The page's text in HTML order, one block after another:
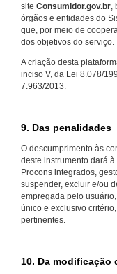
site Consumidor.gov.br,
órgãos e entidades do
que, por meio de
dos objetivos do serviço.
A criação desta
inciso V, da Lei 8.078/
7.963/2013.
9. Das penalidades
O descumprimento às
deste instrumento dará
Procons integrados,
suspender, excluir e/ou
empregada pelo
único e exclusivo
pertinentes.
10. Da modificação